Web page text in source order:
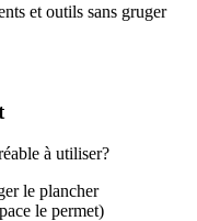
et outils sans gruger
à utiliser?
le plancher
le permet)